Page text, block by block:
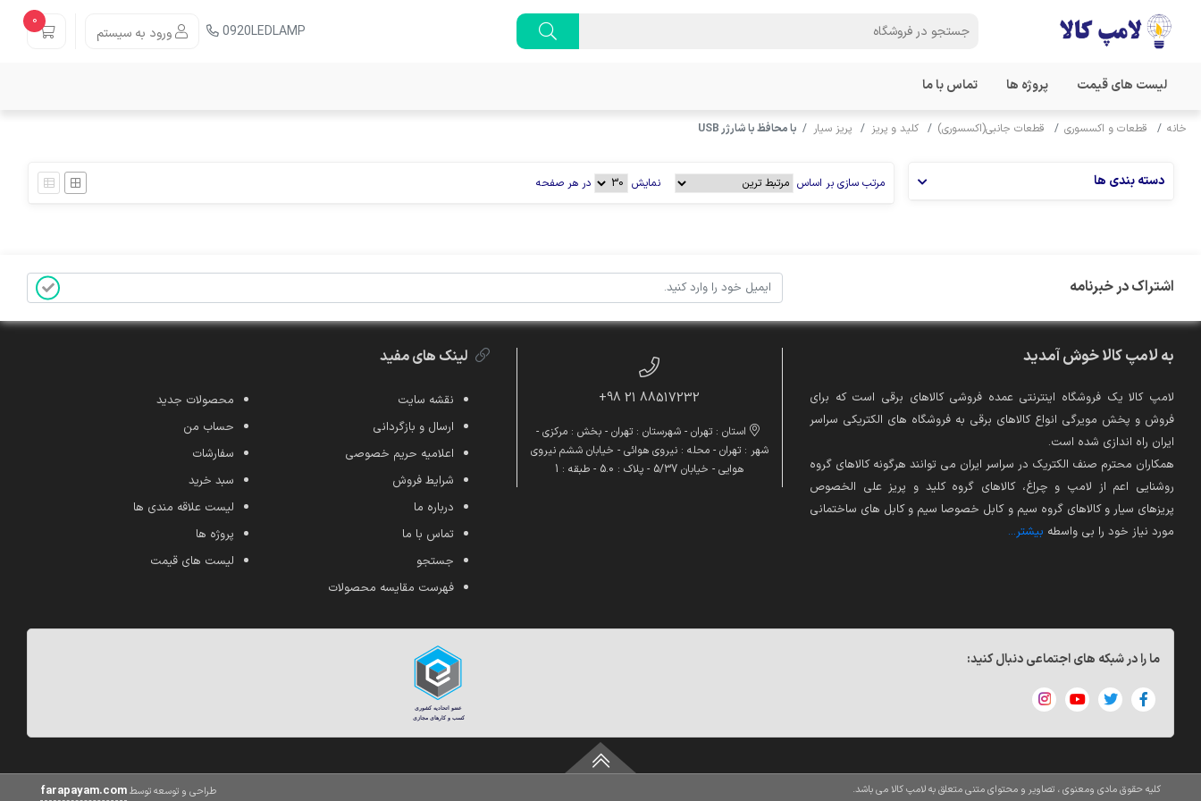
0920LEDLAMP ورود به سیستم
0
لیست های قیمت پروژه ها تماس با ما
خانه قطعات و اکسسوری قطعات جانبی(اکسسوری) کلید و پریز پریز سیار با محافظ با شارژر USB
دسته بندی ها مرتب سازی بر اساس نمایش در هر صفحه
اشتراک در خبرنامه
به لامپ کالا خوش آمدید
لامپ کالا یک فروشگاه اینترنتی عمده فروشی کالاهای برقی است که برای
فروش و پخش مویرگی انواع کالاهای برقی به فروشگاه های الکتریکی سراسر
ایران راه اندازی شده است.
همکاران محترم صنف الکتریک در سراسر ایران می توانند هرگونه کالاهای گروه
روشنایی اعم از لامپ و چراغ، کالاهای گروه کلید و پریز علی الخصوص
پریزهای سیار و کالاهای گروه سیم و کابل خصوصا سیم و کابل های ساختمانی
مورد نیاز خود را بی واسطه بیشتر...
88517232 21 98+
استان : تهران - شهرستان : تهران - بخش : مرکزی -
شهر : تهران - محله : نیروی هوائی - خیابان ششم نیروی
هوایی - خیابان 5/37 - پلاک : 5.0 - طبقه : 1
لینک های مفید
نقشه سایت
ارسال و بازگردانی
اعلامیه حریم خصوصی
شرایط فروش
درباره ما
تماس با ما
جستجو
فهرست مقایسه محصولات
محصولات جدید
حساب من
سفارشات
سبد خرید
لیست علاقه مندی ها
پروژه ها
لیست های قیمت
ما را در شبکه های اجتماعی دنبال کنید:
کلیه حقوق مادی ومعنوی ، تصاویر و محتوای متنی متعلق به لامپ کالا می باشد. طراحی و توسعه توسطfarapayam.com